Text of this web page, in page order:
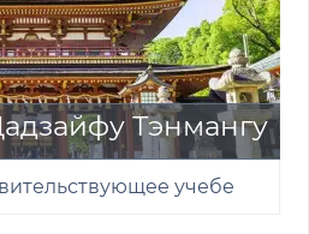
Тэнмангу
учебе